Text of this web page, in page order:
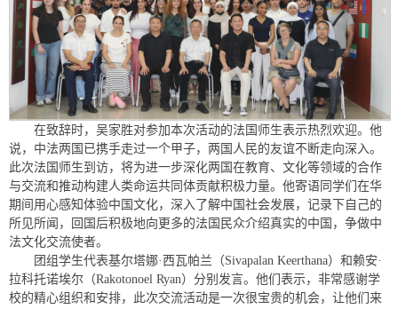
在致辞时，吴家胜对参加本次活动的法国师生表示热烈欢迎。他
说，中法两国已携手走过一个甲子，两国人民的友谊不断走向深入。
此次法国师生到访，将为进一步深化两国在教育、文化等领域的合作
与交流和推动构建人类命运共同体贡献积极力量。他寄语同学们在华
期间用心感知体验中国文化，深入了解中国社会发展，记录下自己的
所见所闻，回国后积极地向更多的法国民众介绍真实的中国，争做中
法文化交流使者。
团组学生代表基尔塔娜·西瓦帕兰（Sivapalan Keerthana）和赖安·
拉科托诺埃尔（Rakotonoel Ryan）分别发言。他们表示，非常感谢学
校的精心组织和安排，此次交流活动是一次很宝贵的机会，让他们来